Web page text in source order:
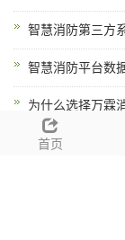
智慧消防第三方
智慧消防平台数
为什么选择万霖
解析
首页